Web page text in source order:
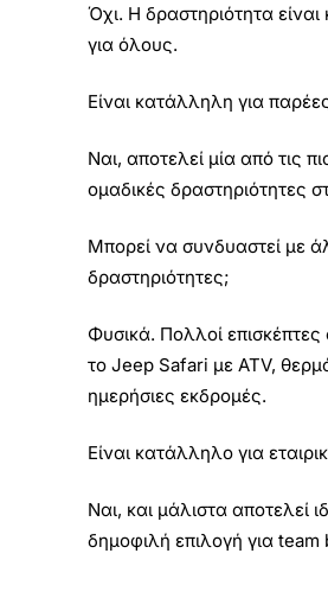
Όχι. Η δραστηριότητα
για όλους.
Είναι κατάλληλη για
Ναι, αποτελεί μία από τις
ομαδικές δραστηριότητες
Μπορεί να συνδυαστεί με
δραστηριότητες;
Φυσικά. Πολλοί
το Jeep Safari με ATV,
ημερήσιες εκδρομές.
Είναι κατάλληλο για
Ναι, και μάλιστα αποτελεί
δημοφιλή επιλογή για